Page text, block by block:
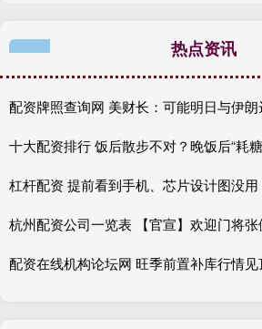
热点资讯
杭州配资公司一览表 【官宣】欢迎门将